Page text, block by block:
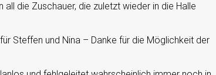
die Zuschauer, die zuletzt wieder in die Halle
Steffen und Nina – Danke für die Möglichkeit der